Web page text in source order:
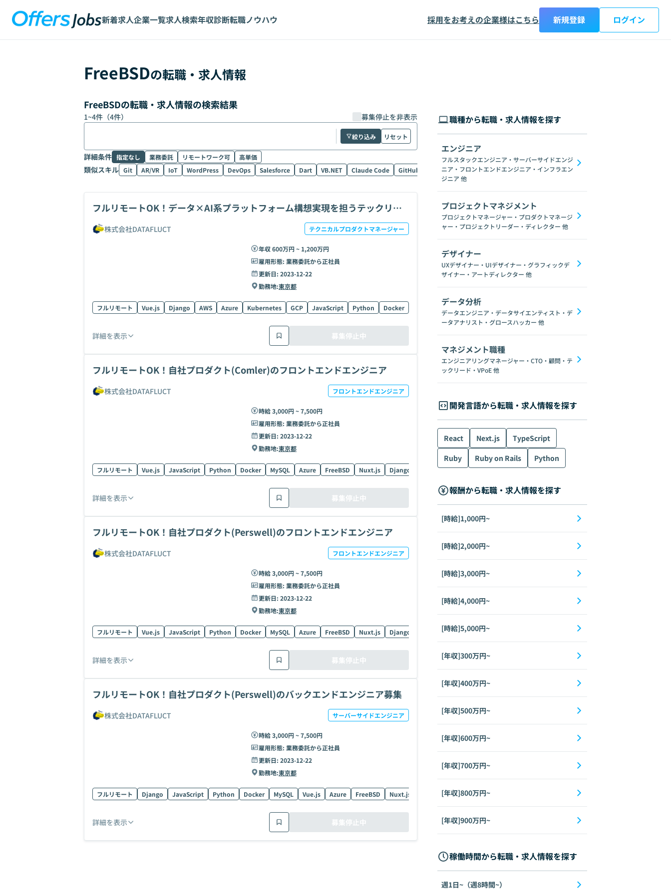
新着求人企業一覧求人検索年収診断転職ノウハウ 採用をお考えの企業様はこちら 新規登録 ログイン
FreeBSDの転職・求人情報
FreeBSDの転職・求人情報の検索結果
1~4件（4件） 募集停止を非表示
絞り込み リセット
詳細条件 指定なし 業務委託 リモートワーク可 高単価
類似スキル Git AR/VR IoT WordPress DevOps Salesforce Dart VB.NET Claude Code GitHub Copilot ブロックチェーン ChatGPT Gemini
フルリモートOK！データ×AI系プラットフォーム構想実現を担うテックリー
ド募集
株式会社DATAFLUCT テクニカルプロダクトマネージャー
年収 600万円 ~ 1,200万円
雇用形態: 業務委託から正社員
更新日: 2023-12-22
勤務地:東京都
フルリモート Vue.js Django AWS Azure Kubernetes GCP JavaScript Python Docker FreeBSD Nuxt.js データ分析
詳細を表示 募集停止中
フルリモートOK！自社プロダクト(Comler)のフロントエンドエンジニア
株式会社DATAFLUCT フロントエンドエンジニア
時給 3,000円 ~ 7,500円
雇用形態: 業務委託から正社員
更新日: 2023-12-22
勤務地:東京都
フルリモート Vue.js JavaScript Python Docker MySQL Azure FreeBSD Nuxt.js Django HTML データ分析 Go 機械学習 Network
詳細を表示 募集停止中
フルリモートOK！自社プロダクト(Perswell)のフロントエンドエンジニア
株式会社DATAFLUCT フロントエンドエンジニア
時給 3,000円 ~ 7,500円
雇用形態: 業務委託から正社員
更新日: 2023-12-22
勤務地:東京都
フルリモート Vue.js JavaScript Python Docker MySQL Azure FreeBSD Nuxt.js Django HTML データ分析 Network
詳細を表示 募集停止中
フルリモートOK！自社プロダクト(Perswell)のバックエンドエンジニア募集
株式会社DATAFLUCT サーバーサイドエンジニア
時給 3,000円 ~ 7,500円
雇用形態: 業務委託から正社員
更新日: 2023-12-22
勤務地:東京都
フルリモート Django JavaScript Python Docker MySQL Vue.js Azure FreeBSD Nuxt.js HTML データ分析 Network
詳細を表示 募集停止中
職種から転職・求人情報を探す
エンジニア
フルスタックエンジニア・サーバーサイドエンジ
ニア・フロントエンドエンジニア・インフラエン
ジニア 他
プロジェクトマネジメント
プロジェクトマネージャー・プロダクトマネージ
ャー・プロジェクトリーダー・ディレクター 他
デザイナー
UXデザイナー・UIデザイナー・グラフィックデ
ザイナー・アートディレクター 他
データ分析
データエンジニア・データサイエンティスト・デ
ータアナリスト・グロースハッカー 他
マネジメント職種
エンジニアリングマネージャー・CTO・顧問・テ
ックリード・VPoE他
開発言語から転職・求人情報を探す
React Next.js
TypeScript
Ruby
Ruby on Rails Python
報酬から転職・求人情報を探す
[時給]1,000円~
[時給]2,000円~
[時給]3,000円~
[時給]4,000円~
[時給]5,000円~
[年収]300万円~
[年収]400万円~
[年収]500万円~
[年収]600万円~
[年収]700万円~
[年収]800万円~
[年収]900万円~
稼働時間から転職・求人情報を探す
週1日~（週8時間~）